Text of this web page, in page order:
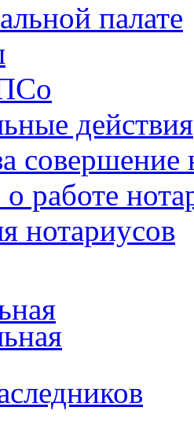
палате
действия
совершение
работе
нотариусов